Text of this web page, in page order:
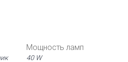
Мощность ламп
40 W